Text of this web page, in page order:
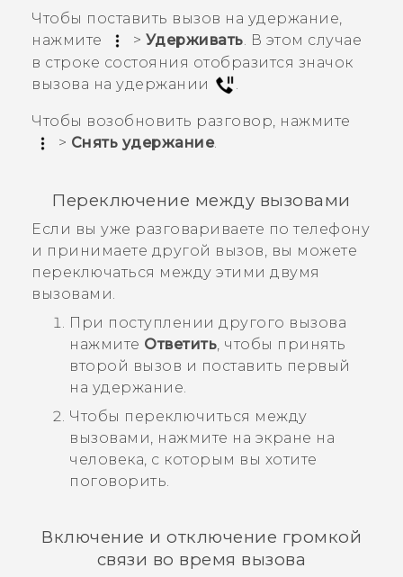
Чтобы поставить вызов на удержание,
нажмите
> Удерживать В этом случае
в строке состояния отобразится значок
вызова на удержании
.
Чтобы возобновить разговор, нажмите
> Снять удержание.
Переключение между вызовами
Если вы уже разговариваете по телефону
и принимаете другой вызов, вы можете
переключаться между этими двумя
вызовами.
При поступлении другого вызова
нажмите Ответить, чтобы принять
второй вызов и поставить первый
на удержание.
Чтобы переключиться между
вызовами, нажмите на экране на
человека, с которым вы хотите
поговорить.
Включение и отключение громкой
связи во время вызова